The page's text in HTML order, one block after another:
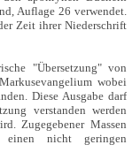
Auflage 26 verwendet.
Zeit ihrer Niederschrift
"Übersetzung" von
wobei
Diese Ausgabe darf
verstanden werden
Zugegebener Massen
nicht geringen